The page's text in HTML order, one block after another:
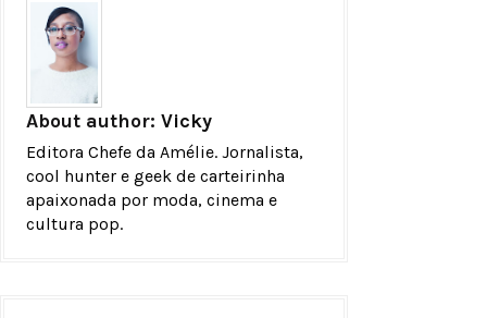
About author: Vicky
Editora Chefe da Amélie. Jornalista,
cool hunter e geek de carteirinha
apaixonada por moda, cinema e
cultura pop.